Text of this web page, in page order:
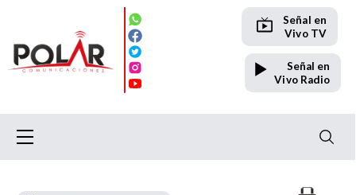
Señal en
Vivo TV
Señal en
Vivo Radio